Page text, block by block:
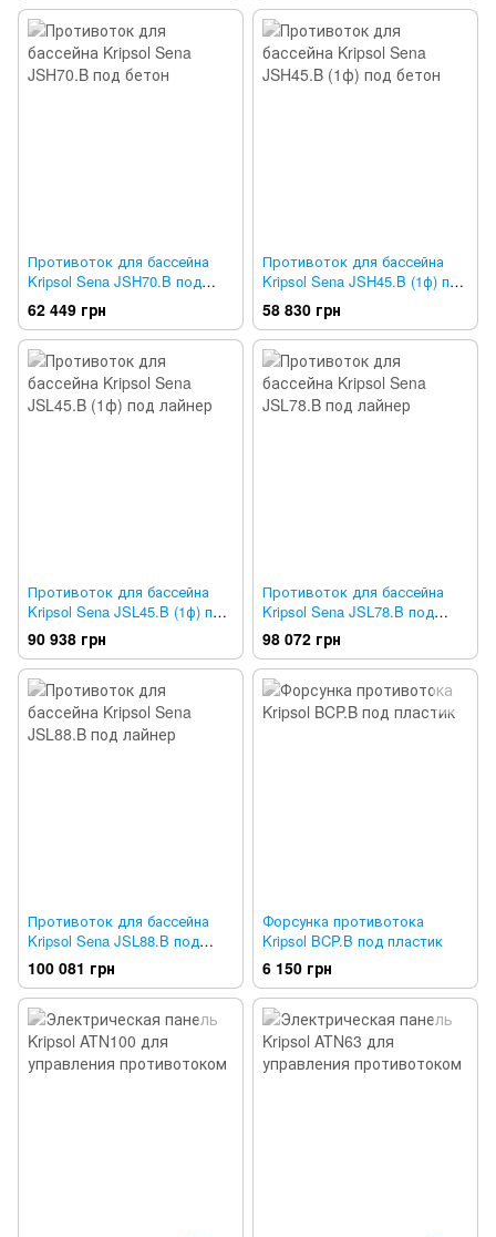
Противоток для бассейна
Kripsol Sena JSH70.B под
бетон
62 449 грн
Противоток для бассейна
Kripsol Sena JSH45.B (1ф) под
бетон
58 830 грн
Противоток для бассейна
Kripsol Sena JSL45.B (1ф) под
лайнер
90 938 грн
Противоток для бассейна
Kripsol Sena JSL78.B под
лайнер
98 072 грн
Противоток для бассейна
Kripsol Sena JSL88.B под
лайнер
100 081 грн
Форсунка противотока
Kripsol BCP.B под пластик
6 150 грн